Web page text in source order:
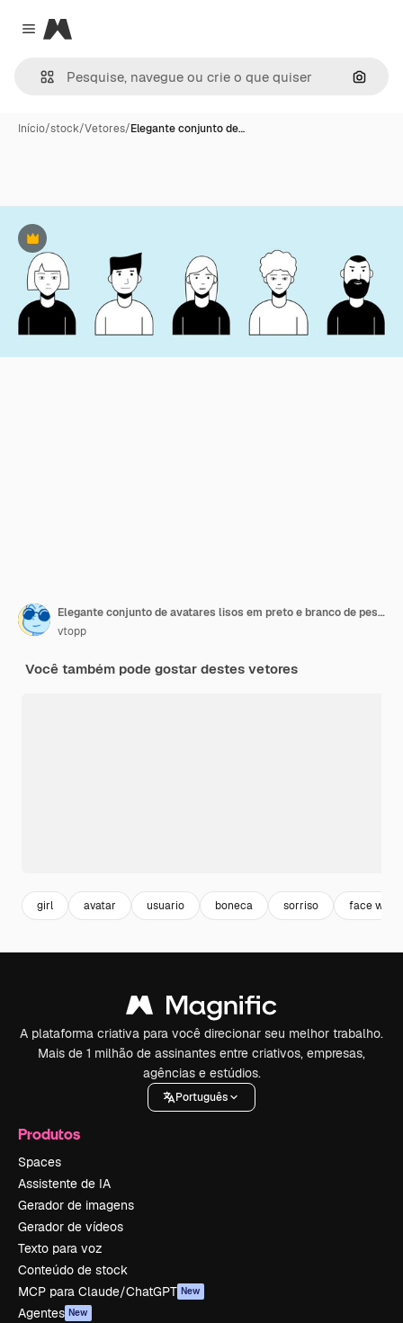
Close menu
Magnific
Início/stock/Vetores/Elegante conjunto de…
Premium
Elegante conjunto de avatares lisos em preto e branco de pessoas para representar em redes sociais avatares de diferentes nacionalidades de pessoas e avatares de idade como ícones isolados em fundo azul Gráficos vetoriais
vtopp
Você também pode gostar destes vetores
girl avatar usuario boneca sorriso face
A plataforma criativa para você direcionar seu melhor trabalho.
Mais de 1 milhão de assinantes entre criativos, empresas,
agências e estúdios.
Português
Produtos
Spaces
Assistente de IA
Gerador de imagens
Gerador de vídeos
Texto para voz
Conteúdo de stock
MCP para Claude/ChatGPT New
Agentes New